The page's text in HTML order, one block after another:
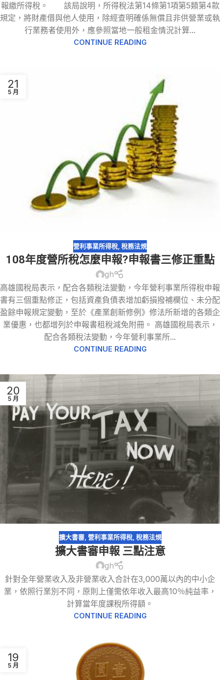
報繳所得稅。 該局說明，所得稅法第14條第1項第5類第4款
規定，將財產借與他人使用，除經查明確係無償且非供營業或執
行業務者使用外，應參照當地一般租金情況計算...
CONTINUE READING
21
5 月
營利事業所得稅 稅務法規
108年度營所稅怎麼申報?申報書三修正重點
gh
高雄國稅局表示，配合各類稅法變動，今年營利事業所得稅申報
書有三個重點修正，包括資產負債表增加虧損撥補欄位、未分配
盈餘申報規定變動，至於《產業創新修例》修法所新增的各類企
業優惠，也都增列於申報書租稅減免附冊。 高雄國稅局表示，
配合各類稅法變動，今年營利事業所...
CONTINUE READING
20
5 月
擴大書審, 營利事業所得稅, 稅務法規
擴大書審申報 三點注意
gh
針對全年營業收入及非營業收入合計在3,000萬以內的中小企
業，依照行業別不同，原則上僅需依年收入最高10％純益率，
計算當年度課稅所得額。
CONTINUE READING
19
5 月